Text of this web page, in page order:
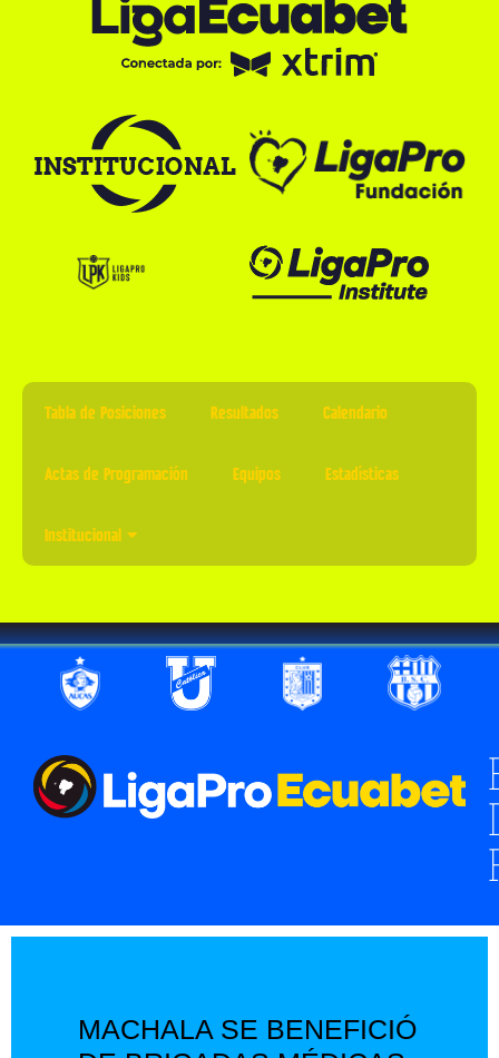
Tabla de Posiciones Resultados Calendario
Actas de Programación Equipos Estadísticas
Institucional
MACHALA SE BENEFICIÓ